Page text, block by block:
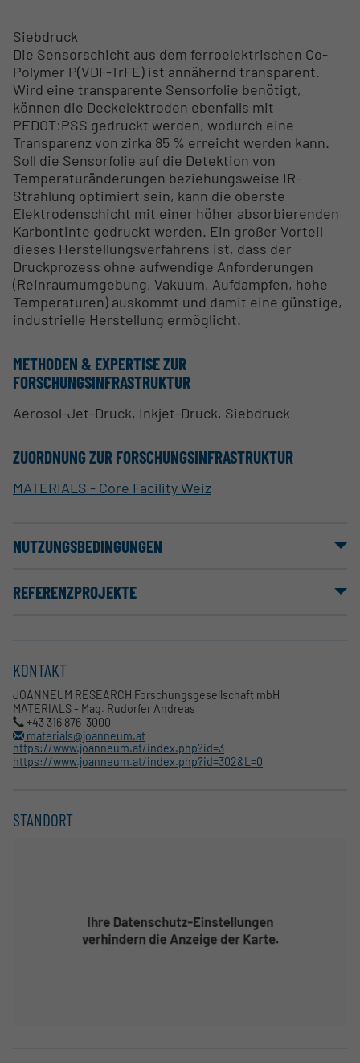
Siebdruck
Die Sensorschicht aus dem ferroelektrischen Co-
Polymer P(VDF-TrFE) ist annähernd transparent.
Wird eine transparente Sensorfolie benötigt,
können die Deckelektroden ebenfalls mit
PEDOT:PSS gedruckt werden, wodurch eine
Transparenz von zirka 85 % erreicht werden kann.
Soll die Sensorfolie auf die Detektion von
Temperaturänderungen beziehungsweise IR-
Strahlung optimiert sein, kann die oberste
Elektrodenschicht mit einer höher absorbierenden
Karbontinte gedruckt werden. Ein großer Vorteil
dieses Herstellungsverfahrens ist, dass der
Druckprozess ohne aufwendige Anforderungen
(Reinraumumgebung, Vakuum, Aufdampfen, hohe
Temperaturen) auskommt und damit eine günstige,
industrielle Herstellung ermöglicht.
METHODEN & EXPERTISE ZUR
FORSCHUNGSINFRASTRUKTUR
Aerosol-Jet-Druck, Inkjet-Druck, Siebdruck
ZUORDNUNG ZUR FORSCHUNGSINFRASTRUKTUR
MATERIALS - Core Facility Weiz
NUTZUNGSBEDINGUNGEN
REFERENZPROJEKTE
KONTAKT
JOANNEUM RESEARCH Forschungsgesellschaft mbH
MATERIALS - Mag. Rudorfer Andreas
+43 316 876-3000
materials@joanneum.at
https://www.joanneum.at/index.php?id=3
https://www.joanneum.at/index.php?id=302&L=0
STANDORT